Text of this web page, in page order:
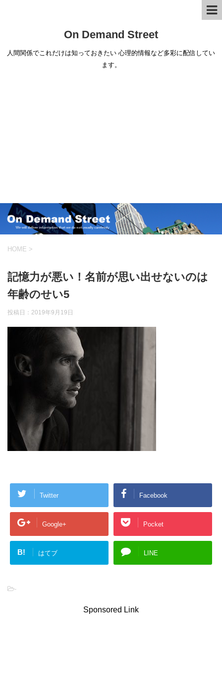
On Demand Street
人間関係でこれだけは知っておきたい 心理的情報など多彩に配信してい
ます。
HOME >
記憶力が悪い！名前が思い出せないのは
年齢のせい5
投稿日： 2019年9月19日
Twitter Facebook
Google+ Pocket
B! はてブ LINE
-
Sponsored Link